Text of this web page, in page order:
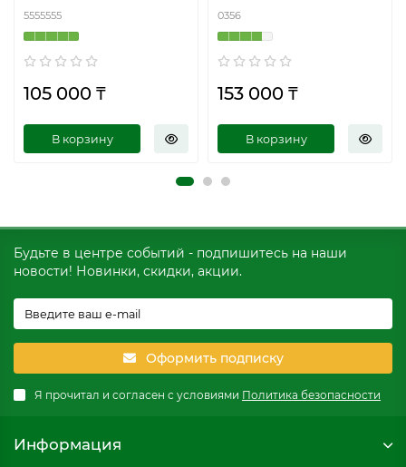
5555555
105 000 ₸
В корзину
0356
153 000 ₸
В корзину
Будьте в центре событий - подпишитесь на наши
новости! Новинки, скидки, акции.
Оформить подписку
Я прочитал и согласен с условиями Политика безопасности
Информация